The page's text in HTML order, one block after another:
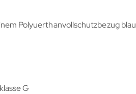
Polyuerthanvollschutzbezug blau
G